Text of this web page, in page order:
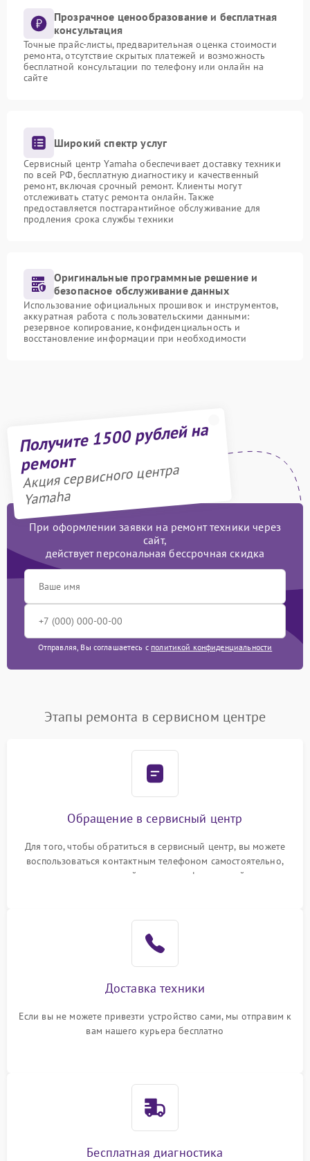
Прозрачное ценообразование и бесплатная
консультация
Точные прайс-листы, предварительная оценка стоимости
ремонта, отсутствие скрытых платежей и возможность
бесплатной консультации по телефону или онлайн на
сайте
Широкий спектр услуг
Сервисный центр Yamaha обеспечивает доставку техники
по всей РФ, бесплатную диагностику и качественный
ремонт, включая срочный ремонт. Клиенты могут
отслеживать статус ремонта онлайн. Также
предоставляется постгарантийное обслуживание для
продления срока службы техники
Оригинальные программные решение и
безопасное обслуживание данных
Использование официальных прошивок и инструментов,
аккуратная работа с пользовательскими данными:
резервное копирование, конфиденциальность и
восстановление информации при необходимости
Получите 1500 рублей на
ремонт
Акция сервисного центра
Yamaha
При оформлении заявки на ремонт техники через
сайт,
действует персональная бессрочная скидка
Отправляя, Вы соглашаетесь с политикой конфиденциальности
Этапы ремонта в сервисном центре
Обращение в сервисный центр
Для того, чтобы обратиться в сервисный центр, вы можете
воспользоваться контактным телефоном самостоятельно,
или оставить свой номер телефона на сайте
Доставка техники
Если вы не можете привезти устройство сами, мы отправим к
вам нашего курьера бесплатно
Бесплатная диагностика